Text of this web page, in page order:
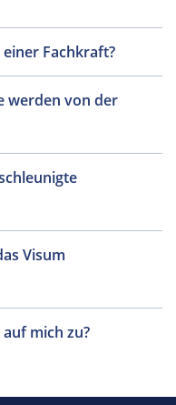
Fachkraft?
werden von der
Visum
mich zu?